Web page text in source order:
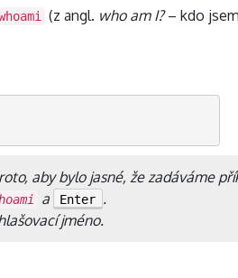
(z angl. who am I?– kdo
aby bylo jasné, že zadáváme
a Enter .
jméno.